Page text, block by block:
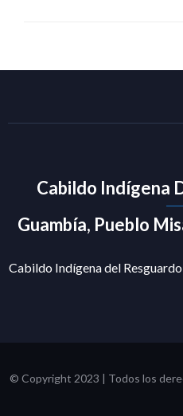
Cabildo Indígena
Guambía, Pueblo
Cabildo Indígena del
© Copyright 2023 | Todos los